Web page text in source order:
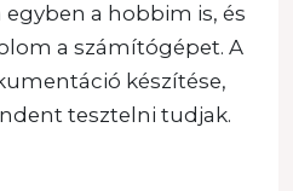
a hobbim is, és
a számítógépet. A
készítése,
tesztelni tudjak.